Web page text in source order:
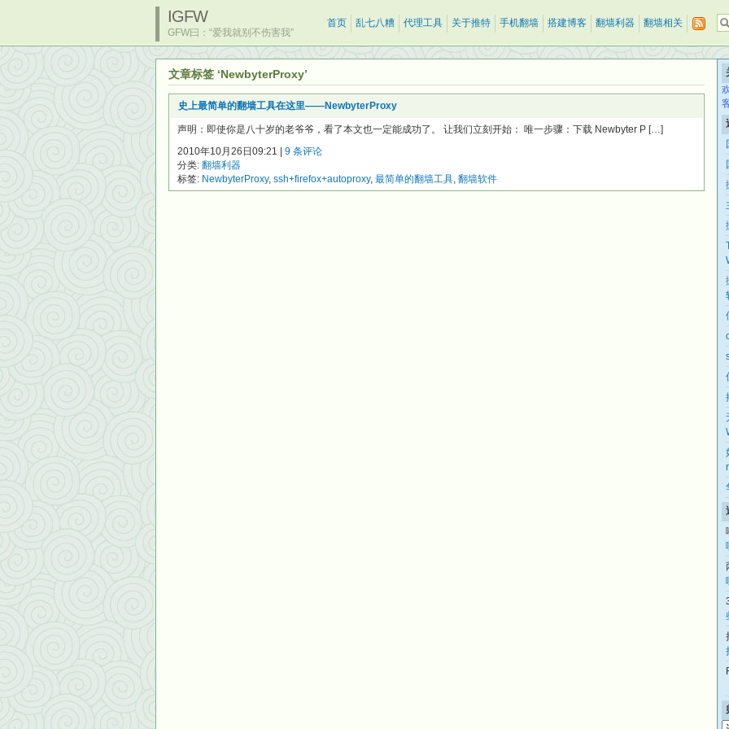
IGFW
GFW曰：“爱我就别不伤害我”
首页 乱七八糟 代理工具 关于推特 手机翻墙 搭建博客 翻墙利器 翻墙相关
文章标签 ‘NewbyterProxy’
史上最简单的翻墙工具在这里——NewbyterProxy
声明：即使你是八十岁的老爷爷，看了本文也一定能成功了。 让我们立刻开始： 唯一步骤：下载 Newbyter P […]
2010年10月26日09:21 | 9 条评论
分类: 翻墙利器
标签: NewbyterProxy, ssh+firefox+autoproxy, 最简单的翻墙工具, 翻墙软件